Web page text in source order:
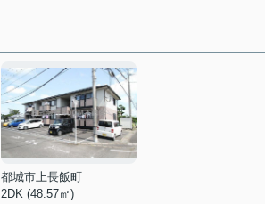
都城市上長飯町
2DK (48.57㎡)